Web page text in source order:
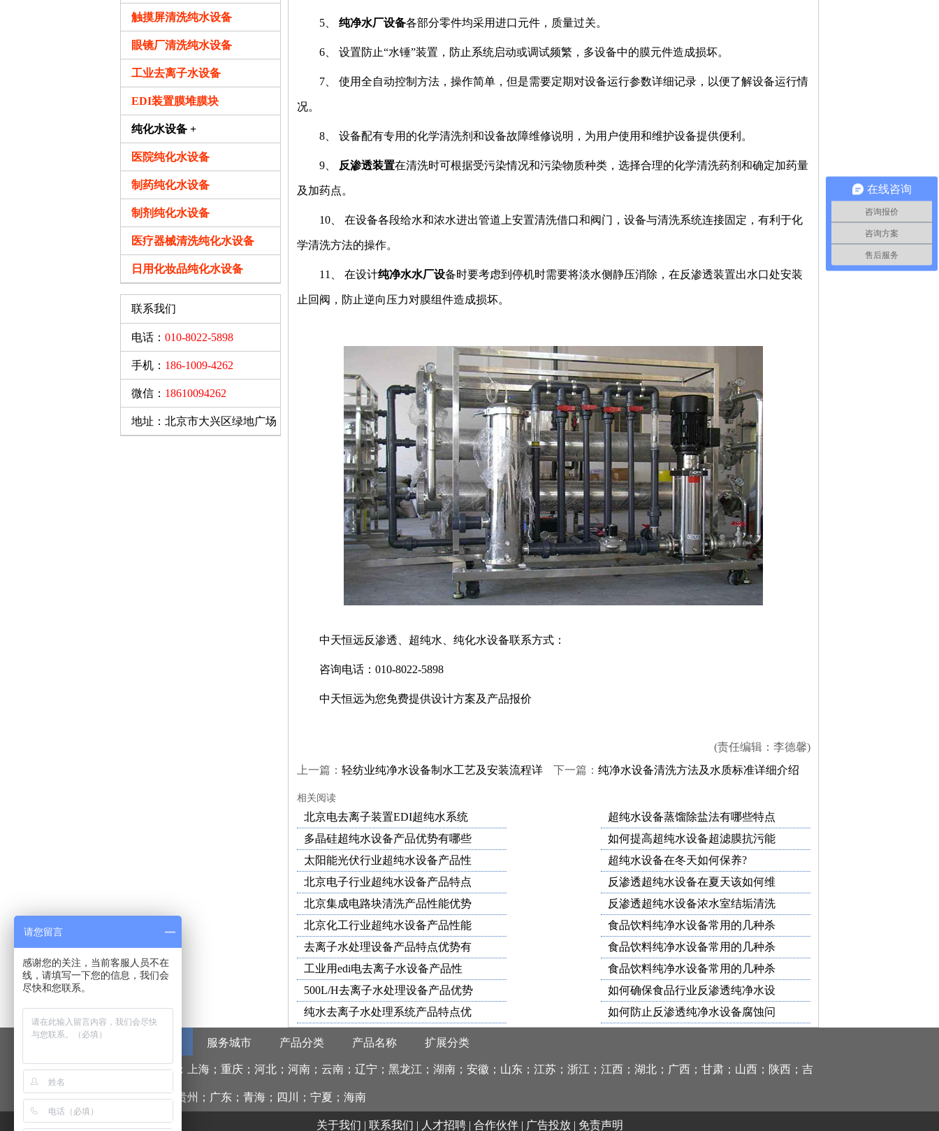
5、 纯净水厂设备各部分零件均采用进口元件，质量过关。
6、 设置防止“水锤”装置，防止系统启动或调试频繁，多设备中的膜元件造成损坏。
7、 使用全自动控制方法，操作简单，但是需要定期对设备运行参数详细记录，以便了解设备运行情
况。
8、 设备配有专用的化学清洗剂和设备故障维修说明，为用户使用和维护设备提供便利。
9、 反渗透装置在清洗时可根据受污染情况和污染物质种类，选择合理的化学清洗药剂和确定加药量
及加药点。
10、 在设备各段给水和浓水进出管道上安置清洗借口和阀门，设备与清洗系统连接固定，有利于化
学清洗方法的操作。
11、 在设计纯净水水厂设备时要考虑到停机时需要将淡水侧静压消除，在反渗透装置出水口处安装
止回阀，防止逆向压力对膜组件造成损坏。
中天恒远反渗透、超纯水、纯化水设备联系方式：
咨询电话：010-8022-5898
中天恒远为您免费提供设计方案及产品报价
(责任编辑：李德馨)
上一篇： 轻纺业纯净水设备制水工艺及安装流程详
细介绍（图文）
下一篇： 纯净水设备清洗方法及水质标准详细介绍
相关阅读
北京电去离子装置EDI超纯水系统
多晶硅超纯水设备产品优势有哪些
太阳能光伏行业超纯水设备产品性
北京电子行业超纯水设备产品特点
北京集成电路块清洗产品性能优势
北京化工行业超纯水设备产品性能
去离子水处理设备产品特点优势有
工业用edi电去离子水设备产品性
500L/H去离子水处理设备产品优势
纯水去离子水处理系统产品特点优
超纯水设备蒸馏除盐法有哪些特点
如何提高超纯水设备超滤膜抗污能
超纯水设备在冬天如何保养?
反渗透超纯水设备在夏天该如何维
反渗透超纯水设备浓水室结垢清洗
食品饮料纯净水设备常用的几种杀
食品饮料纯净水设备常用的几种杀
食品饮料纯净水设备常用的几种杀
如何确保食品行业反渗透纯净水设
如何防止反渗透纯净水设备腐蚀问
触摸屏清洗纯水设备
眼镜厂清洗纯水设备
工业去离子水设备
EDI装置膜堆膜块
纯化水设备 +
医院纯化水设备
制药纯化水设备
制剂纯化水设备
医疗器械清洗纯化水设备
日用化妆品纯化水设备
联系我们
电话： 010-8022-5898
手机： 186-1009-4262
微信： 18610094262
地址：北京市大兴区绿地广场
服务城市 产品分类 产品名称 扩展分类
北京；天津；上海；重庆；河北；河南；云南；辽宁；黑龙江；湖南；安徽；山东；江苏；浙江；江西；湖北；广西；甘肃；山西；陕西；吉
林；福建；贵州；广东；青海；四川；宁夏；海南
关于我们 | 联系我们 | 人才招聘 | 合作伙伴 | 广告投放 | 免责声明
在线咨询
咨询报价
咨询方案
售后服务
请您留言
感谢您的关注，当前客服人员不在
线，请填写一下您的信息，我们会
尽快和您联系。